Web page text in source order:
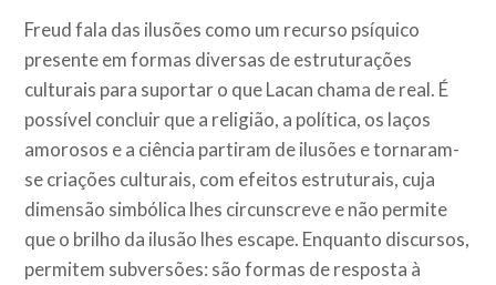
Freud fala das ilusões como um recurso psíquico
presente em formas diversas de estruturações
culturais para suportar o que Lacan chama de real. É
possível concluir que a religião, a política, os laços
amorosos e a ciência partiram de ilusões e tornaram-
se criações culturais, com efeitos estruturais, cuja
dimensão simbólica lhes circunscreve e não permite
que o brilho da ilusão lhes escape. Enquanto discursos,
permitem subversões: são formas de resposta à